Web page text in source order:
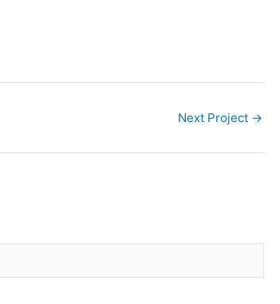
Next Project →